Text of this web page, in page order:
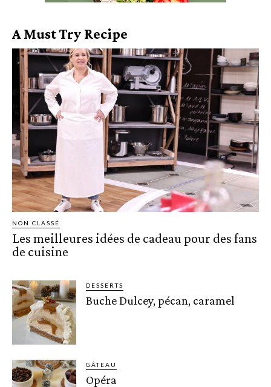
A Must Try Recipe
NON CLASSÉ
Les meilleures idées de cadeau pour des fans
de cuisine
DESSERTS
Buche Dulcey, pécan, caramel
GÂTEAU
Opéra